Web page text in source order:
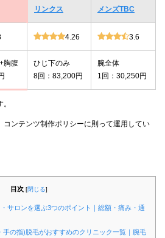
リンクス メンズTBC
4.26 3.6
胸腹
ひじ下のみ
8回：83,200円
腕全体
1回：30,250円
コンテンツ制作ポリシーに則って運用してい
目次 [閉じる]
サロンを選ぶ3つのポイント｜総額・痛み・通
の指)脱毛がおすすめのクリニック一覧｜腕毛